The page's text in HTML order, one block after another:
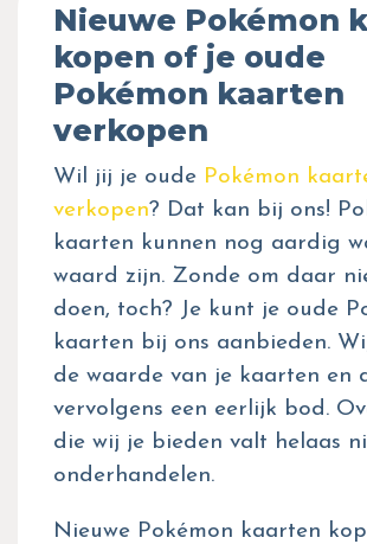
Nieuwe Pokémon
kopen of je oude
Pokémon kaarten
verkopen
Wil jij je oude Pokémon
verkopen? Dat kan bij ons!
kaarten kunnen nog aardig
waard zijn. Zonde om daar
doen, toch? Je kunt je oude
kaarten bij ons aanbieden.
de waarde van je kaarten en
vervolgens een eerlijk bod.
die wij je bieden valt helaas
onderhandelen.
Nieuwe Pokémon kaarten